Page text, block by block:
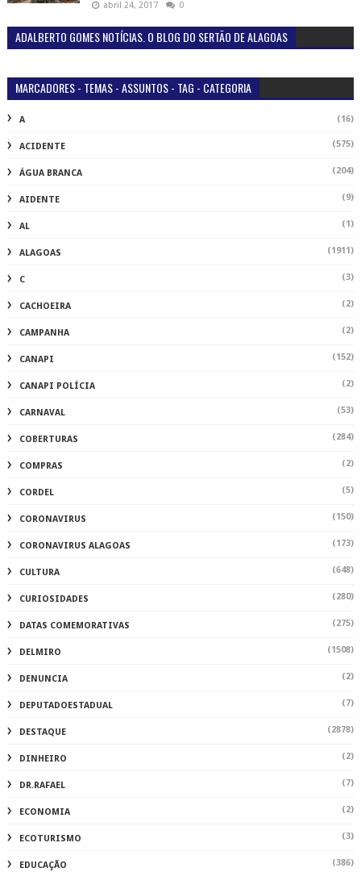
abril 24, 2017 0
ADALBERTO GOMES NOTÍCIAS. O BLOG DO SERTÃO DE ALAGOAS
MARCADORES - TEMAS - ASSUNTOS - TAG - CATEGORIA
A (16)
ACIDENTE (575)
ÁGUA BRANCA (204)
AIDENTE (9)
AL (1)
ALAGOAS (1911)
C (3)
CACHOEIRA (2)
CAMPANHA (2)
CANAPI (152)
CANAPI POLÍCIA (2)
CARNAVAL (53)
COBERTURAS (284)
COMPRAS (2)
CORDEL (5)
CORONAVIRUS (150)
CORONAVIRUS ALAGOAS (173)
CULTURA (648)
CURIOSIDADES (280)
DATAS COMEMORATIVAS (275)
DELMIRO (1508)
DENUNCIA (2)
DEPUTADOESTADUAL (7)
DESTAQUE (2878)
DINHEIRO (2)
DR.RAFAEL (7)
ECONOMIA (2)
ECOTURISMO (3)
EDUCAÇÃO (386)